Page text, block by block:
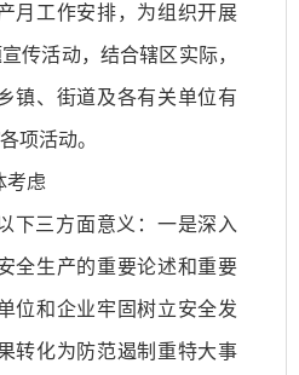
月工作安排，为组织开展
传活动，结合辖区实际，
镇、街道及各有关单位有
项活动。
考虑
下三方面意义：一是深入
全生产的重要论述和重要
位和企业牢固树立安全发
转化为防范遏制重特大事